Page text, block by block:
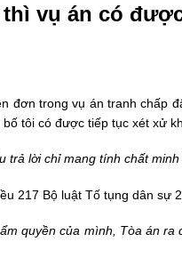
vụ án có
đơn trong vụ án tranh chấp
tôi có được tiếp tục xét xử
trả lời chỉ mang tính chất
217 Bộ luật Tố tụng dân sự
quyền của mình, Tòa án